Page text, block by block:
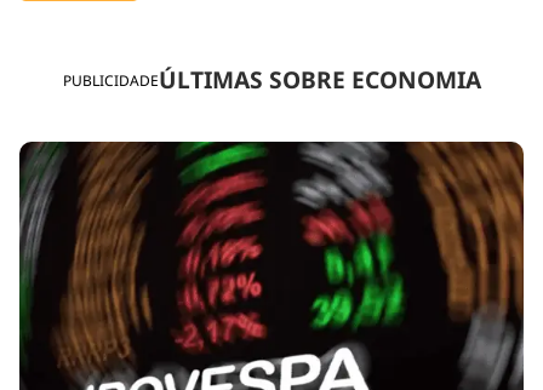
PUBLICIDADEÚLTIMAS SOBRE ECONOMIA